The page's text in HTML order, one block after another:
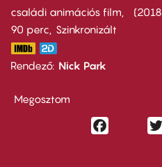
családi animációs film
2018
90 perc,
Szinkronizált
Rendező Nick Park
Megosztom
Facebook